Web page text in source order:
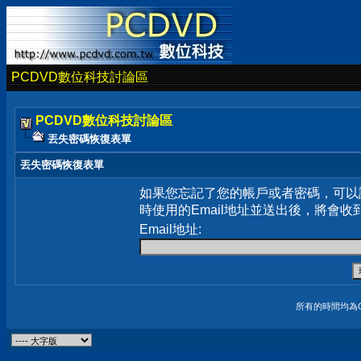
PCDVD數位科技討論區
PCDVD數位科技討論區
丟失密碼恢復表單
丟失密碼恢復表單
如果您忘記了您的帳戶或者密碼，可
時使用的Email地址並送出後，將會收
Email地址:
所有的時間均為